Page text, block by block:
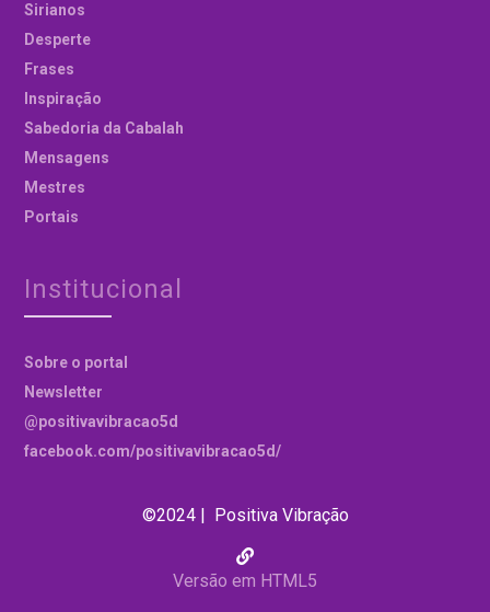
Sirianos
Desperte
Frases
Inspiração
Sabedoria da Cabalah
Mensagens
Mestres
Portais
Institucional
Sobre o portal
Newsletter
@positivavibracao5d
facebook.com/positivavibracao5d/
©2024 | Positiva Vibração
Versão em HTML5